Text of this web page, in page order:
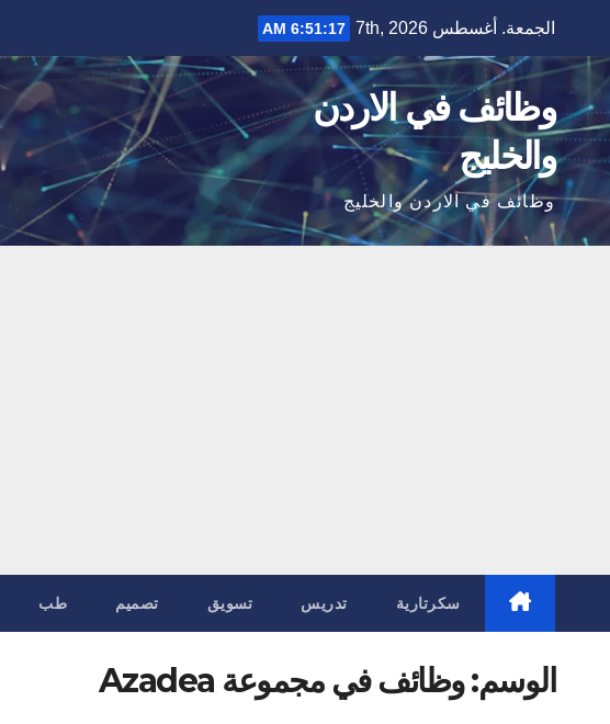
content
الجمعة. أغسطس 7th, 2026 6:51:18 AM
وظائف في الاردن
والخليج
وظائف في الاردن والخليج
سكرتارية تدريس تسويق تصميم طب
الوسم:وظائف في مجموعة Azadea